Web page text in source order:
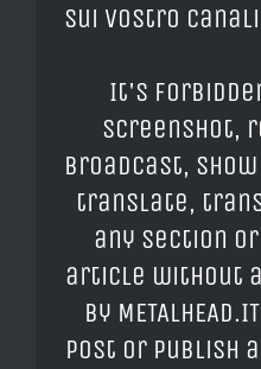
sui vostro
It's
screenshot,
broadcast,
translate,
any section
article without
by
post or publish